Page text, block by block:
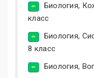
Биология,
класс
Биология,
8 класс
Биология,